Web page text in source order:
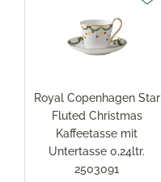
Royal Copenhagen Star
Fluted Christmas
Kaffeetasse mit
Untertasse 0,24ltr.
2503091